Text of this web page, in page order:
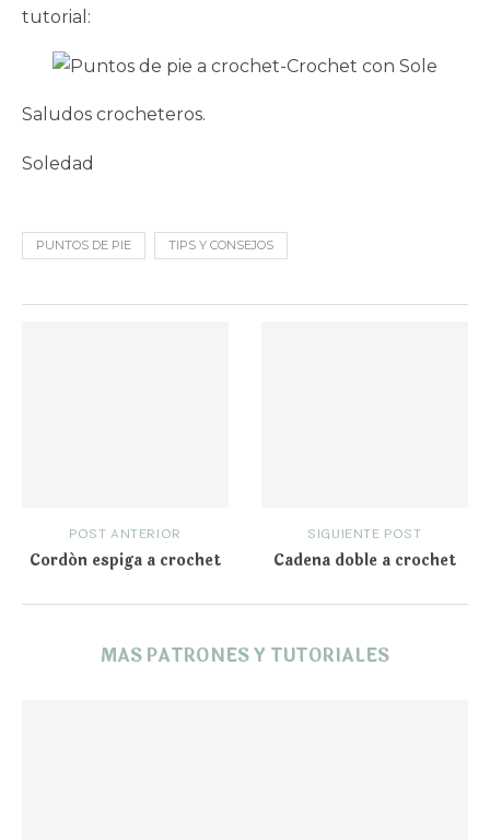
tutorial:
Saludos crocheteros.
Soledad
PUNTOS DE PIE TIPS Y CONSEJOS
POST ANTERIOR
Cordón espiga a crochet
SIGUIENTE POST
Cadena doble a crochet
MAS PATRONES Y TUTORIALES